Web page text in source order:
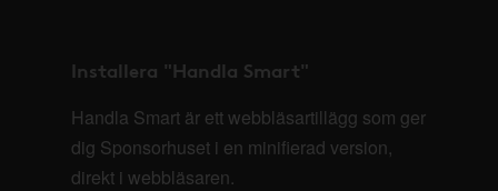
Installera "Handla Smart"
Handla Smart är ett webbläsartillägg som ger
dig Sponsorhuset i en minifierad version,
direkt i webbläsaren.